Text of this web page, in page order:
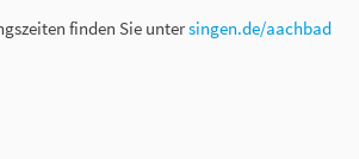
finden Sie untersingen.de/aachbad